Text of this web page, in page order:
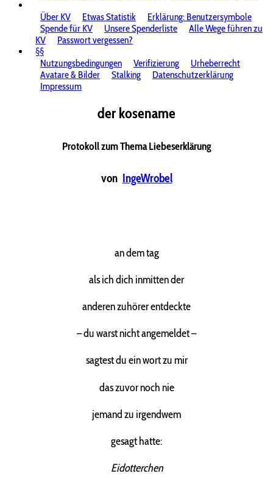
Über KV
Etwas Statistik
Erklärung: Benutzersymbole
Spende für KV
Unsere Spenderliste
Alle Wege führen zu
KV
Passwort vergessen?
§§
Nutzungsbedingungen
Verifizierung
Urheberrecht
Avatare & Bilder
Stalking
Datenschutzerklärung
Impressum
der kosename
Protokoll zum Thema Liebeserklärung
von IngeWrobel
an dem tag
als ich dich inmitten der
anderen zuhörer entdeckte
– du warst nicht angemeldet –
sagtest du ein wort zu mir
das zuvor noch nie
jemand zu irgendwem
gesagt hatte:
Eidotterchen